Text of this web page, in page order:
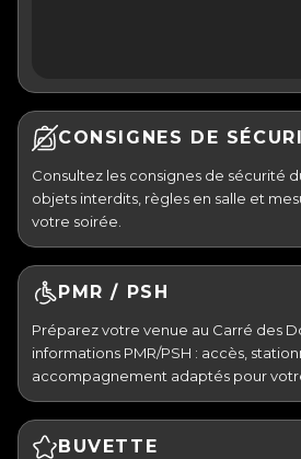
CONSIGNES DE
Consultez les consignes de sécurité
objets interdits, règles en salle et
votre soirée.
PMR / PSH
Préparez votre venue au Carré des
informations PMR/PSH : accès,
accompagnement adaptés pour
BUVETTE